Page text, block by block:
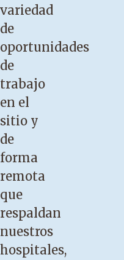
variedad
de
oportunidades
de
trabajo
en el
sitio y
de
forma
remota
que
respaldan
nuestros
hospitales,